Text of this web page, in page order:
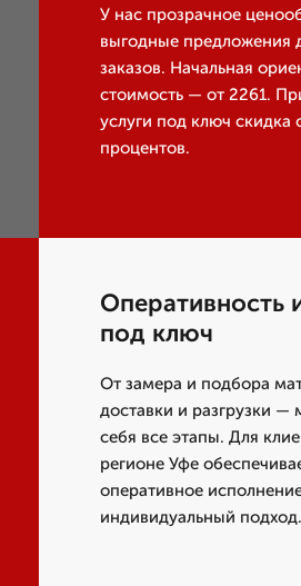
У нас прозрачное
выгодные предложения
заказов. Начальная
стоимость — от 2261.
услуги под ключ скидка
процентов.
Оперативность
под ключ
От замера и подбора
доставки и разгрузки —
себя все этапы. Для
регионе Уфе
оперативное
индивидуальный подход.